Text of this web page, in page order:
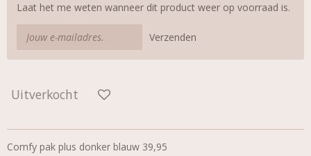
Laat het me weten wanneer dit product weer op voorraad is.
Verzenden
Uitverkocht
Comfy pak plus donker blauw 39,95